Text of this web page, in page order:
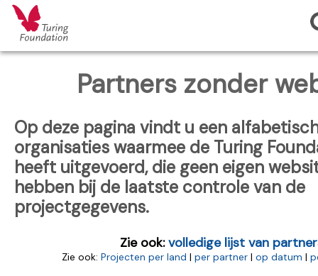
Partners zonder
Op deze pagina vindt u een
organisaties waarmee de Turing
heeft uitgevoerd, die geen eigen
hebben bij de laatste controle van de
projectgegevens.
Zie ook:volledige lijst van
Zie ook: Projecten per land | per partner | op datum |